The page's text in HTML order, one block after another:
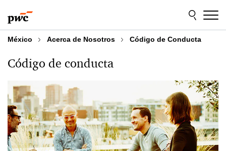
to
content
to
footer
México Acerca de Nosotros Código de Conducta
Código de conducta